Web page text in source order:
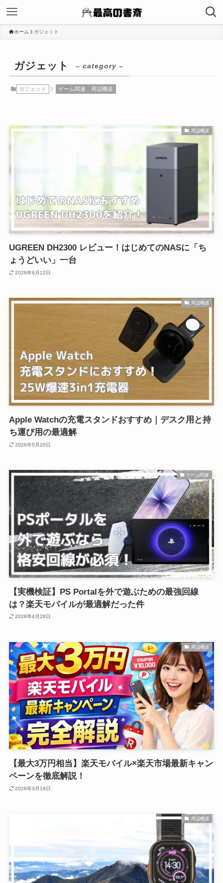
ホーム ガジェット
ガジェット – category –
ガジェット ゲーム関連 周辺機器
周辺機器
UGREEN DH2300 レビュー！はじめてのNASに「ち
ょうどいい」一台
2026年6月12日
周辺機器
Apple Watchの充電スタンドおすすめ｜デスク用と持
ち運び用の最適解
2026年5月20日
ゲーム関連
【実機検証】PS Portalを外で遊ぶための最強回線
は？楽天モバイルが最適解だった件
2026年4月28日
周辺機器
【最大3万円相当】楽天モバイル×楽天市場最新キャン
ペーンを徹底解説！
2026年3月19日
周辺機器